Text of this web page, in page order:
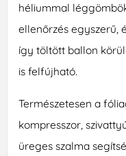
héliummal
ellenőrzés egyszerű,
így töltött ballon
is felfújható.
Természetesen a
kompresszor,
üreges szalma